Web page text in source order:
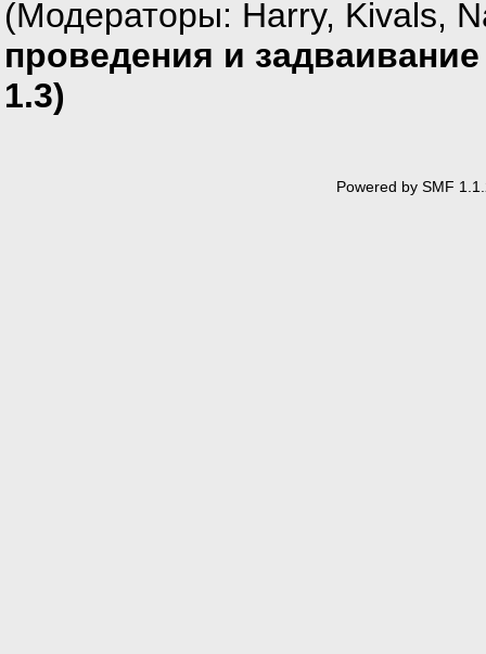
(Модераторы: Harry, Kivals,
проведения и
1.3)
Powered by SMF